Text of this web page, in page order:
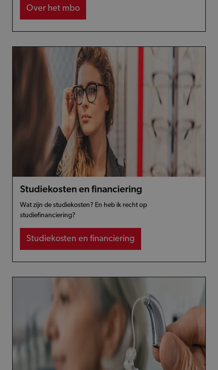
Over het mbo
Studiekosten en financiering
Wat zijn de studiekosten? En heb ik recht op
studiefinanciering?
Studiekosten en financiering